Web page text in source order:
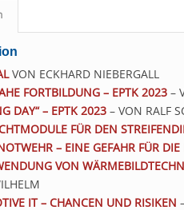
VON ECKHARD NIEBERGALL
FORTBILDUNG – EPTK 2023–
DAY“ – EPTK 2023– VON RALF
FÜR DEN
– EINE GEFAHR FÜR DIE
VON
IT – CHANCEN UND RISIKEN